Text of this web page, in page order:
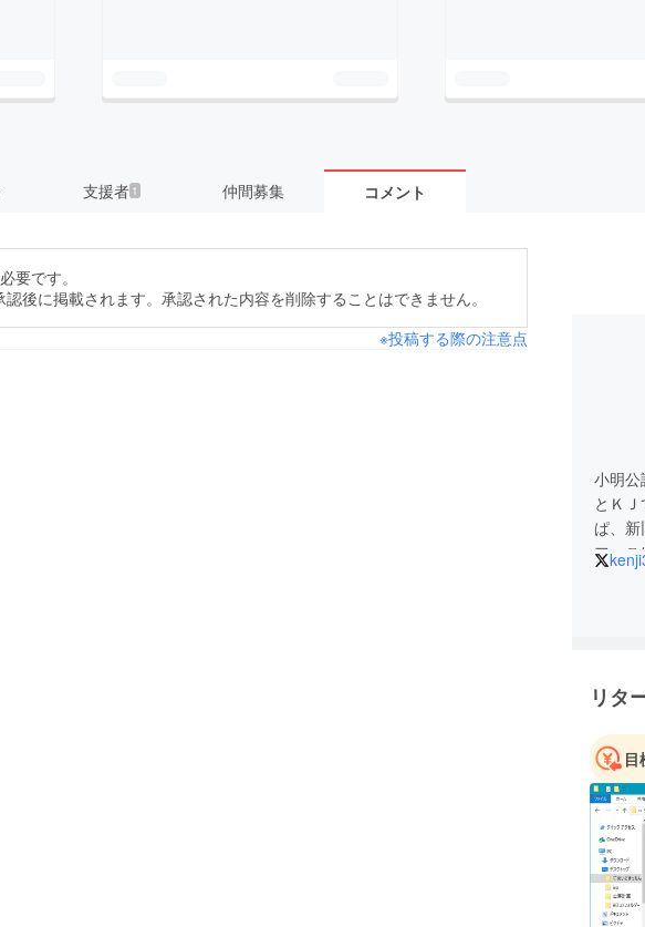
支援者 1 仲間募集 コメント
要です。
後に掲載されます。承認された内容を削除することはできません。
※投稿する際の注意点
小明公
とＫ
ぱ、新
フェ
森ア
きっ
リタ